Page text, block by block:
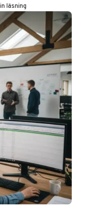
2025, hög
arbetslöshet och
stabil inflation.
Prognoser, risker
och tips för hur
det påverkar dig –
från lågkonjunktur
till ljusning.
läsning